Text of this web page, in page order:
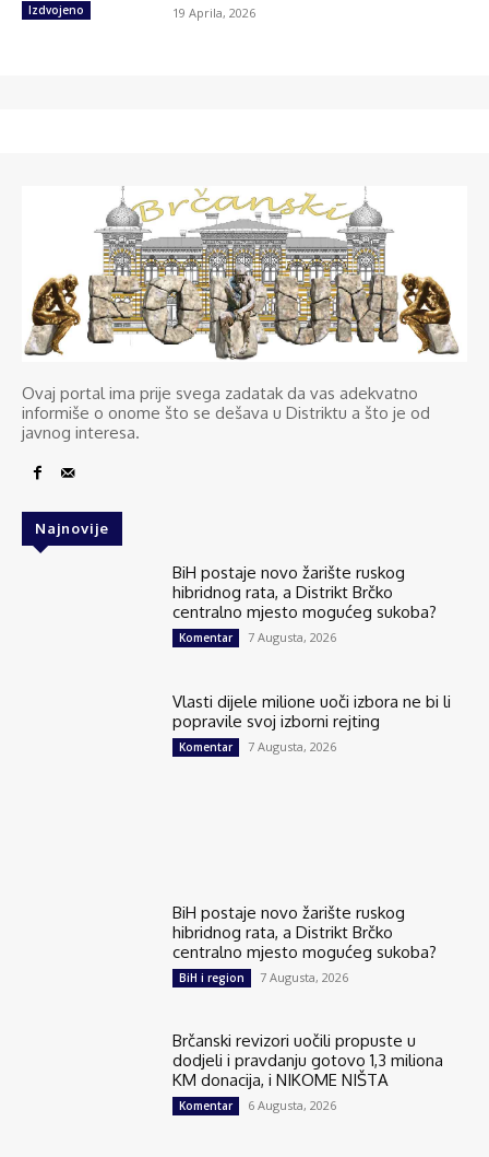
Izdvojeno 19 Aprila, 2026
Ovaj portal ima prije svega zadatak da vas adekvatno
informiše o onome što se dešava u Distriktu a što je od
javnog interesa.
Najnovije
BiH postaje novo žarište ruskog
hibridnog rata, a Distrikt Brčko
centralno mjesto mogućeg sukoba?
Komentar 7 Augusta, 2026
Vlasti dijele milione uoči izbora ne bi li
popravile svoj izborni rejting
Komentar 7 Augusta, 2026
BiH postaje novo žarište ruskog
hibridnog rata, a Distrikt Brčko
centralno mjesto mogućeg sukoba?
BiH i region 7 Augusta, 2026
Brčanski revizori uočili propuste u
dodjeli i pravdanju gotovo 1,3 miliona
KM donacija, i NIKOME NIŠTA
Komentar 6 Augusta, 2026